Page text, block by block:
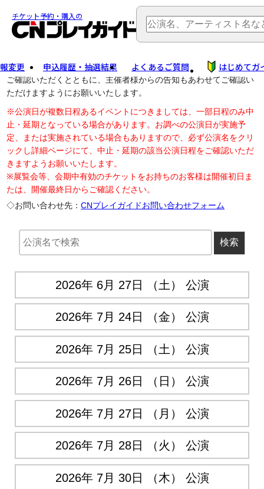
チケット予約・購入の
変更 申込履歴・抽選結果 よくあるご質問 はじめてガ
公演中止に伴う払戻し・延期等のご案内は、以下公演日リンクから
ご確認いただくとともに、主催者様からの告知もあわせてご確認い
ただけますようにお願いいたします。
※公演日が複数日程あるイベントにつきましては、一部日程のみ中
止・延期となっている場合があります。お調べの公演日が実施予
定、または実施されている場合もありますので、必ず公演名をクリ
ックし詳細ページにて、中止・延期の該当公演日程をご確認いただ
きますようお願いいたします。
※展覧会等、会期中有効のチケットをお持ちのお客様は開催初日ま
たは、開催最終日からご確認ください。
◇お問い合わせ先：CNプレイガイドお問い合わせフォーム
2026年 6月 27日 （土） 公演
2026年 7月 24日 （金） 公演
2026年 7月 25日 （土） 公演
2026年 7月 26日 （日） 公演
2026年 7月 27日 （月） 公演
2026年 7月 28日 （火） 公演
2026年 7月 30日 （木） 公演